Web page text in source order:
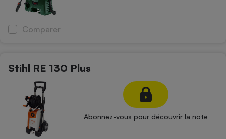
Comparer
Stihl RE 130 Plus
Abonnez-vous pour découvrir la note